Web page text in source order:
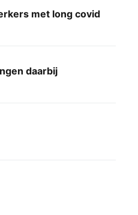
met long covid
daarbij